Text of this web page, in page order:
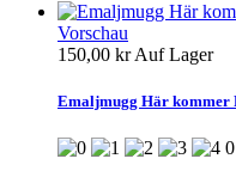
Vorschau
150,00 krAuf Lager
Emaljmugg Här kommer